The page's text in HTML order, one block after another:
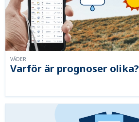
Varför är prognoser olika?
VÄDER